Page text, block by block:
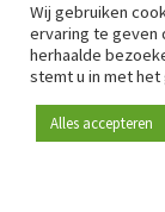
Word lid
Wij gebruiken
ervaring te geven
herhaalde
stemt u in met het
Alles accepteren